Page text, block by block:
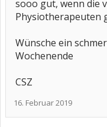
sooo gut, wenn die
Physiotherapeuten
Wünsche ein
Wochenende
CSZ
16. Februar 2019